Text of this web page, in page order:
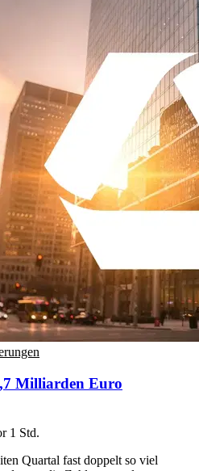
Milliarden Euro
1 Std.
Quartal fast doppelt so viel